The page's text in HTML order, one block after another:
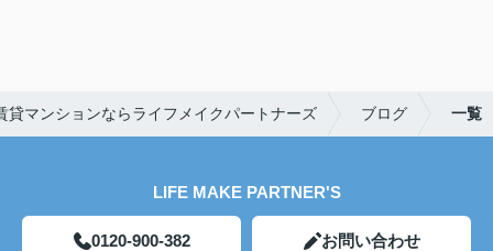
貸マンションならライフメイクパートナーズ ブログ 一覧
LIFE MAKE PARTNER'S
0120-900-382 お問い合わせ